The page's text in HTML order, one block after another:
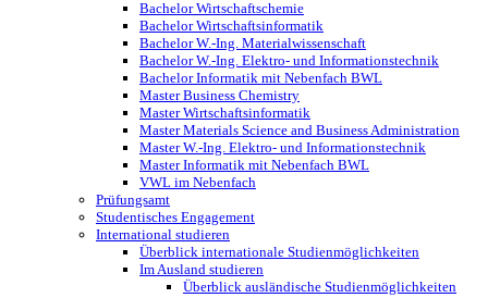
Bachelor Wirtschaftschemie
Bachelor Wirtschaftsinformatik
Bachelor W.-Ing. Materialwissenschaft
Bachelor W.-Ing. Elektro- und Informationstechnik
Bachelor Informatik mit Nebenfach BWL
Master Business Chemistry
Master Wirtschaftsinformatik
Master Materials Science and Business Administration
Master W.-Ing. Elektro- und Informationstechnik
Master Informatik mit Nebenfach BWL
VWL im Nebenfach
Prüfungsamt
Studentisches Engagement
International studieren
Überblick internationale Studienmöglichkeiten
Im Ausland studieren
Überblick ausländische Studienmöglichkeiten